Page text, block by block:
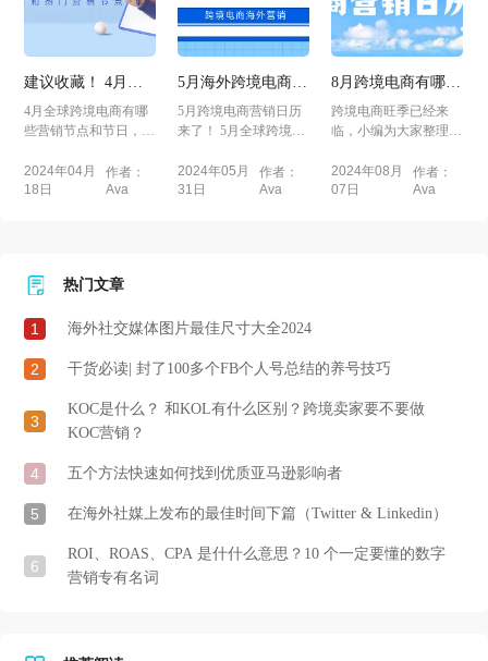
建议收藏！ 4月海
外跨境电商营销日
历
4月全球跨境电商有哪
些营销节点和节日，小
外...
2024年04月
18日
作者：
Ava
5月海外跨境电商热
门营销节点
5月跨境电商营销日历
来了！ 5月全球跨境电
日...
2024年05月
31日
作者：
Ava
8月跨境电商有哪些
热门营销节点？
跨境电商旺季已经来
临，小编为大家整理了
起来...
2024年08月
07日
作者：
Ava
热门文章
1 海外社交媒体图片最佳尺寸大全2024
2 干货必读| 封了100多个FB个人号总结的养号技巧
3
KOC是什么？ 和KOL有什么区别？跨境卖家要不要做
KOC营销？
4 五个方法快速如何找到优质亚马逊影响者
5 在海外社媒上发布的最佳时间下篇（Twitter & Linkedin）
6
ROI、ROAS、CPA 是什什么意思？10 个一定要懂的数字
营销专有名词